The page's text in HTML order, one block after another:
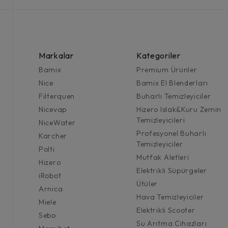
Markalar
Bamix
Nice
Filterquen
Nicevap
NiceWater
Karcher
Polti
Hizero
iRobot
Arnica
Miele
Sebo
Kategoriler
Premium Ürünler
Bamix El Blenderları
Buharlı Temizleyiciler
Hizero Islak&Kuru Zemin
Temizleyicileri
Profesyonel Buharlı
Temizleyiciler
Mutfak Aletleri
Elektrikli Süpürgeler
Ütüler
Hava Temizleyiciler
Elektrikli Scooter
Su Arıtma Cihazları